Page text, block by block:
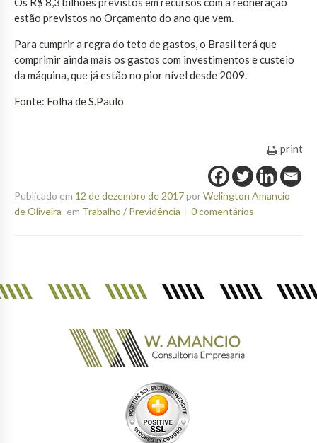
estão previstos no Orçamento do ano que vem.
Para cumprir a regra do teto de gastos, o Brasil terá que
comprimir ainda mais os gastos com investimentos e custeio
da máquina, que já estão no pior nível desde 2009.
Fonte: Folha de S.Paulo
print
Publicado em 12 de dezembro de 2017porWelington Amancio
de Oliveira em Trabalho / Previdência 0 comentários